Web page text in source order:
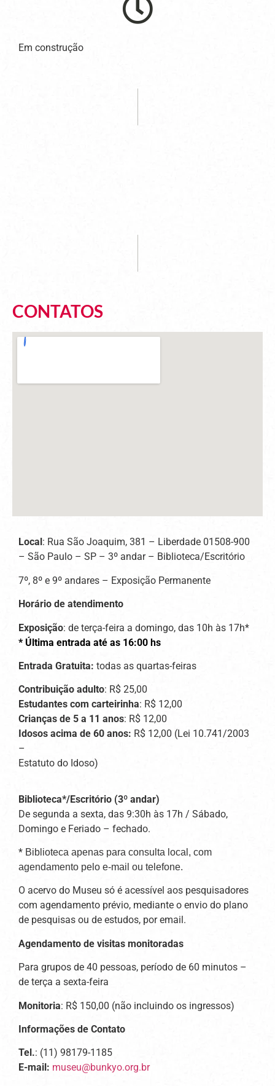
Em construção
CONTATOS
Local : Rua São Joaquim, 381 – Liberdade 01508-900
– São Paulo – SP – 3º andar – Biblioteca/Escritório
7º, 8º e 9º andares – Exposição Permanente
Horário de atendimento
Exposição: de terça-feira a domingo, das 10h às 17h*
* Última entrada até as 16:00 hs
Entrada Gratuita: todas as quartas-feiras
Contribuição adulto: R$ 25,00
Estudantes com carteirinha: R$ 12,00
Crianças de 5 a 11 anos: R$ 12,00
Idosos acima de 60 anos: R$ 12,00 (Lei 10.741/2003
–
Estatuto do Idoso)
Biblioteca*/Escritório (3º andar)
De segunda a sexta, das 9:30h às 17h / Sábado,
Domingo e Feriado – fechado.
* Biblioteca apenas para consulta local, com
agendamento pelo e-mail ou telefone.
O acervo do Museu só é acessível aos pesquisadores
com agendamento prévio, mediante o envio do plano
de pesquisas ou de estudos, por email.
Agendamento de visitas monitoradas
Para grupos de 40 pessoas, período de 60 minutos –
de terça a sexta-feira
Monitoria: R$ 150,00 (não incluindo os ingressos)
Informações de Contato
Tel.: (11) 98179-1185
E-mail: museu@bunkyo.org.br